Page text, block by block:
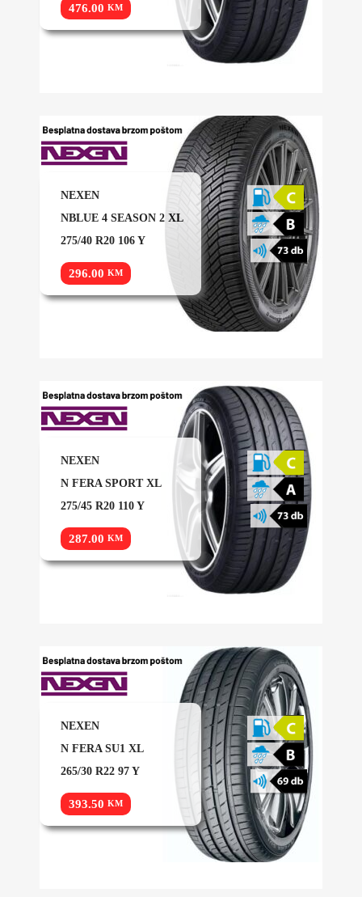
476.00 KM
NEXEN
NBLUE 4 SEASON 2 XL
275/40 R20 106 Y
296.00 KM
NEXEN
N FERA SPORT XL
275/45 R20 110 Y
287.00 KM
NEXEN
N FERA SU1 XL
265/30 R22 97 Y
393.50 KM